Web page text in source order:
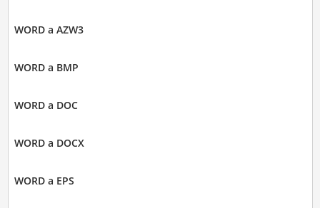
WORD a AZW3
WORD a BMP
WORD a DOC
WORD a DOCX
WORD a EPS